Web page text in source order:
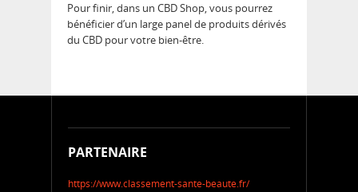
Pour finir, dans un CBD Shop, vous pourrez
bénéficier d’un large panel de produits dérivés
du CBD pour votre bien-être.
PARTENAIRE
https://www.classement-sante-beaute.fr/